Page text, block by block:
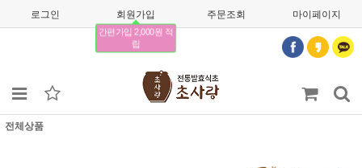
로그인 회원가입
간편가입 2,000원 적
립
주문조회 마이페이지
전체상품